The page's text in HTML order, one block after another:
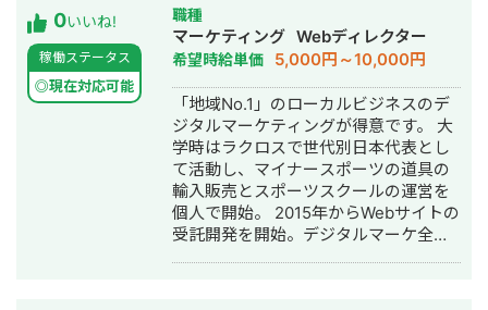
ワードで上位表示 ・「屋根」で1位 ・
「ガルバリウム 鋼板」で1位 ・「塗り
壁」で1位 ・「外壁塗装」で3位 ・「埼
玉 リフォーム」「千葉県 外壁塗装」
「つくば市 外壁塗装」など地域キーワ
ードでも1位を多数獲得 【自己紹介】
・高校卒業後、札幌市で老舗の施工会
社に就職。職人として活動する ・
RIZAPの子会社に転職し、10年勤務。
事業部で最年少の支配人となり、新規
出店などを経験 ・副業だったマーケテ
ィング技術をもって独立 ・個人事業と
0いいね!
稼働ステータス
◎現在対応可能
業立上・ホームページ制作・作成・リ
スティング広告運用代行・オウンドメ
ディア制作・構築・運用代行
職種
マーケティング Webディレクター
希望時給単価 5,000円～10,000円
「地域No.1」のローカルビジネスのデ
ジタルマーケティングが得意です。 大
学時はラクロスで世代別日本代表とし
て活動し、マイナースポーツの道具の
輸入販売とスポーツスクールの運営を
個人で開始。 2015年からWebサイトの
受託開発を開始。デジタルマーケ全体